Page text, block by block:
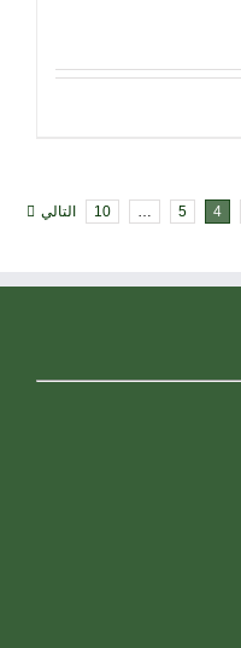
4
5
…
10 التالي